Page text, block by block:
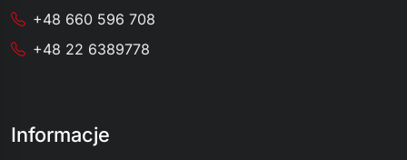
+48 660 596 708
+48 22 6389778
Informacje